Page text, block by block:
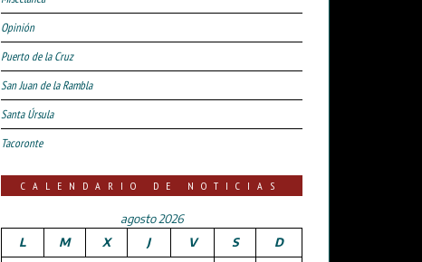
Opinión
Puerto de la Cruz
San Juan de la Rambla
Santa Úrsula
Tacoronte
CALENDARIO DE NOTICIAS
agosto 2026
L
M X J V S
D